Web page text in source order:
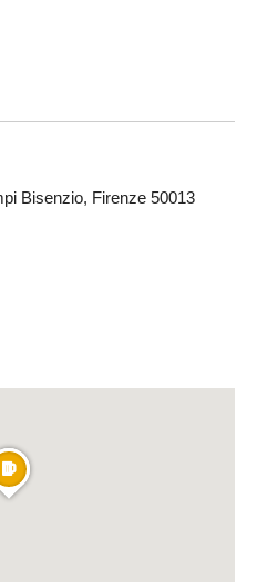
Bisenzio, Firenze 50013